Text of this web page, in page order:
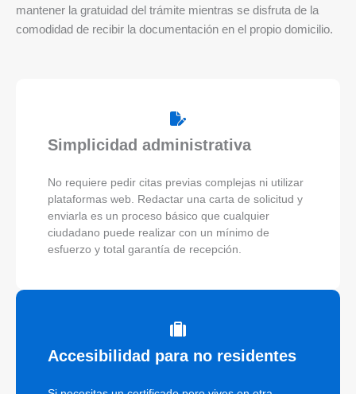
mantener la gratuidad del trámite mientras se disfruta de la
comodidad de recibir la documentación en el propio domicilio.
Simplicidad administrativa
No requiere pedir citas previas complejas ni utilizar
plataformas web. Redactar una carta de solicitud y
enviarla es un proceso básico que cualquier
ciudadano puede realizar con un mínimo de
esfuerzo y total garantía de recepción.
Accesibilidad para no residentes